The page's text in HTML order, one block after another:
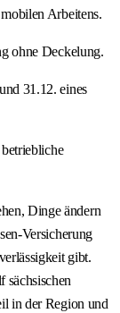
Arbeitens.
ohne Deckelung.
31.12. eines
Dinge ändern
Versicherung
gibt.
sächsischen
in der Region und